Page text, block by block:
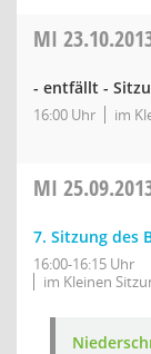
MI
- entfällt -
16:00 Uhr im
MI
7. Sitzung des
16:00-16:15 Uhr
im Kleinen